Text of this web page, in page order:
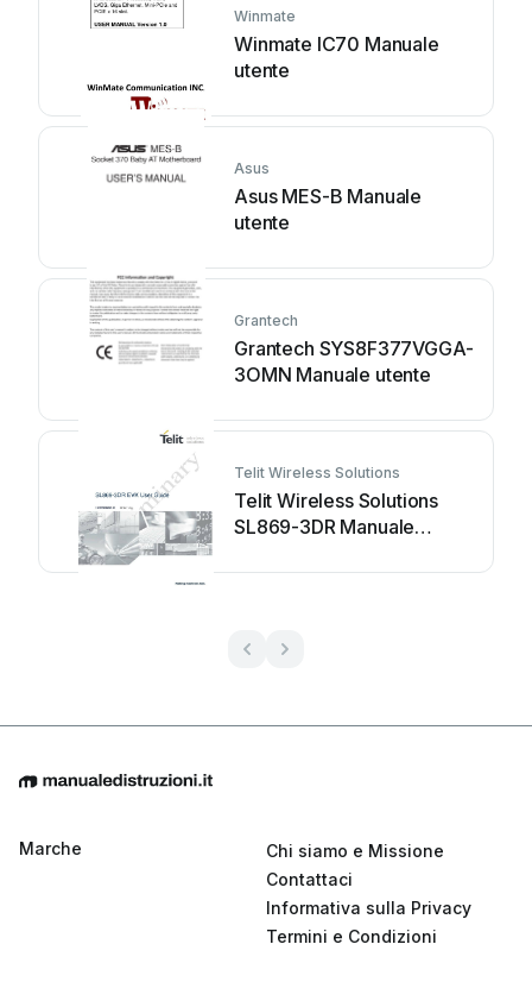
Winmate
Winmate IC70 Manuale
utente
Asus
Asus MES-B Manuale
utente
Grantech
Grantech SYS8F377VGGA-
3OMN Manuale utente
Telit Wireless Solutions
Telit Wireless Solutions
SL869-3DR Manuale
Marche
Chi siamo e Missione
Contattaci
Informativa sulla Privacy
Termini e Condizioni